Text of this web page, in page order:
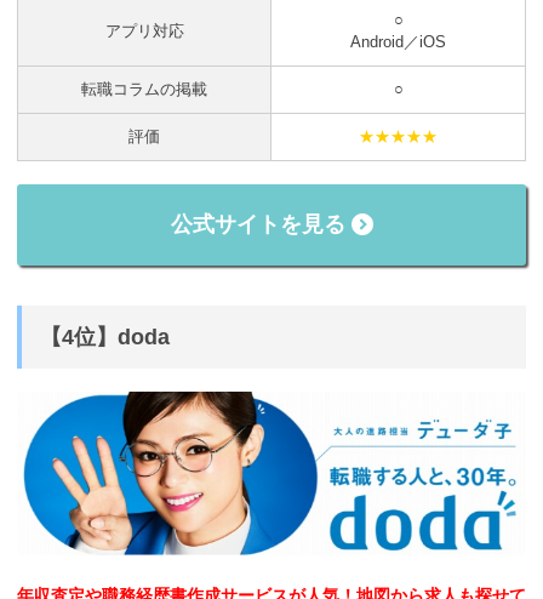
アプリ対応
○
Android／iOS
転職コラムの掲載 ○
評価 ★★★★★
公式サイトを見る
【4位】doda